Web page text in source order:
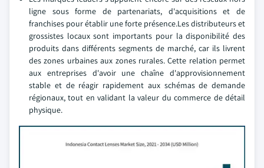
ligne sous forme de partenariats, d'acquisitions et de
franchises pour établir une forte présence.Les distributeurs et
grossistes locaux sont importants pour la disponibilité des
produits dans différents segments de marché, car ils livrent
des zones urbaines aux zones rurales. Cette relation permet
aux entreprises d'avoir une chaîne d'approvisionnement
stable et de réagir rapidement aux schémas de demande
régionaux, tout en validant la valeur du commerce de détail
physique.